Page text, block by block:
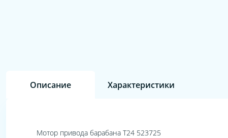
Описание Характеристики
Мотор привода барабана T24 523725